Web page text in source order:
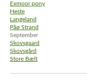
Exmoor pony
Heste
Langeland
Påø Strand
September
Skovsgaard
Skovsgård
Store Bælt